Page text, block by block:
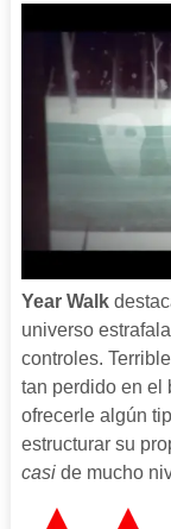
Year Walk
universo
controles.
tan perdido en el
ofrecerle algún
estructurar su
caside mucho